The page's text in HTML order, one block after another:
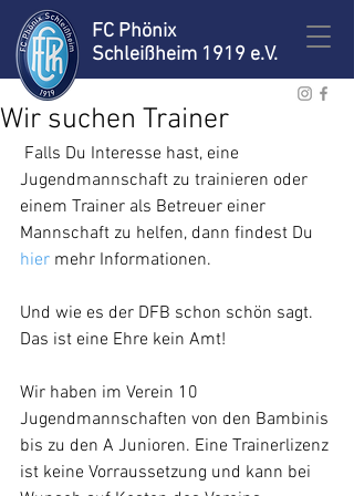
FC Phönix
Schleißheim 1919 e.V.
Wir suchen Trainer
Jugendmannschaft zu trainieren oder
einem Trainer als Betreuer einer
Mannschaft zu helfen, dann findest Du
hier mehr Informationen.
Und wie es der DFB schon schön sagt.
Das ist eine Ehre kein Amt!
Wir haben im Verein 10
Jugendmannschaften von den Bambinis
bis zu den A Junioren. Eine Trainerlizenz
ist keine Vorraussetzung und kann bei